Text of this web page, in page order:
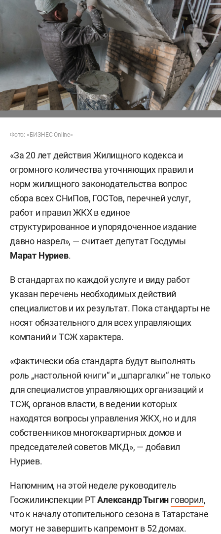
Фото: «БИЗНЕС Online»
«За 20 лет действия Жилищного кодекса и
огромного количества уточняющих правил и
норм жилищного законодательства вопрос
сбора всех СНиПов, ГОСТов, перечней услуг,
работ и правил ЖКХ в единое
структурированное и упорядоченное издание
давно назрел», — считает депутат Госдумы
Марат Нуриев.
В стандартах по каждой услуге и виду работ
указан перечень необходимых действий
специалистов и их результат. Пока стандарты не
носят обязательного для всех управляющих
компаний и ТСЖ характера.
«Фактически оба стандарта будут выполнять
роль „настольной книги“ и „шпаргалки“ не только
для специалистов управляющих организаций и
ТСЖ, органов власти, в ведении которых
находятся вопросы управления ЖКХ, но и для
собственников многоквартирных домов и
председателей советов МКД», — добавил
Нуриев.
Напомним, на этой неделе руководитель
Госжилинспекции РТАлександр Тыгин говорил,
что к началу отопительного сезона в Татарстане
могут не завершить капремонт в 52 домах.